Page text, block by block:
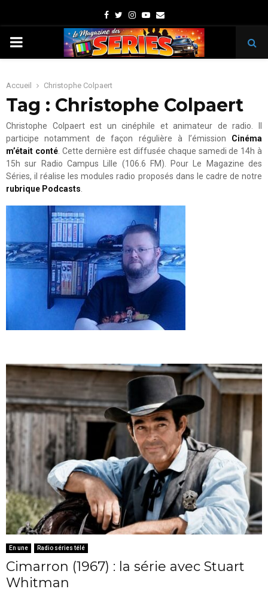
Facebook
TwitterInstagram
Youtube
Email
PRIMARY
Accueil Christophe Colpaert
Tag : Christophe Colpaert
Christophe Colpaert est un cinéphile et animateur de radio. Il
participe notamment de façon régulière à l’émission Cinéma
m’était conté. Cette dernière est diffusée chaque samedi de 14h à
15h sur Radio Campus Lille (106.6 FM). Pour Le Magazine des
Séries, il réalise les modules radio proposés dans le cadre de notre
rubrique Podcasts
En une Radio séries télé
Cimarron (1967) : la série avec Stuart
Whitman